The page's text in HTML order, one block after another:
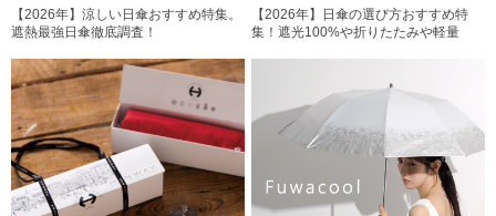
【2026年】涼しい日傘おすすめ特集。
遮熱最強日傘徹底調査！
【2026年】日傘の選び方おすすめ特
集！遮光100%や折りたたみや軽量